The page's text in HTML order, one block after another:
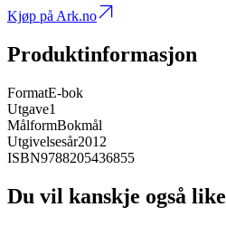
Kjøp på Ark.no
Produktinformasjon
FormatE-bok
Utgave1
MålformBokmål
Utgivelsesår2012
ISBN9788205436855
Du vil kanskje også like